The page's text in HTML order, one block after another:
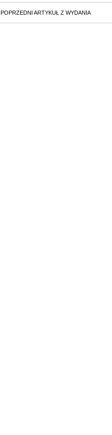
POPRZEDNI ARTYKUŁ Z WYDANIA